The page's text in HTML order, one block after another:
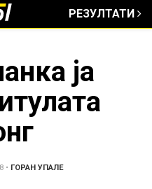
РЕЗУЛТАТИ
ја
• ГОРАН УПАЛЕ